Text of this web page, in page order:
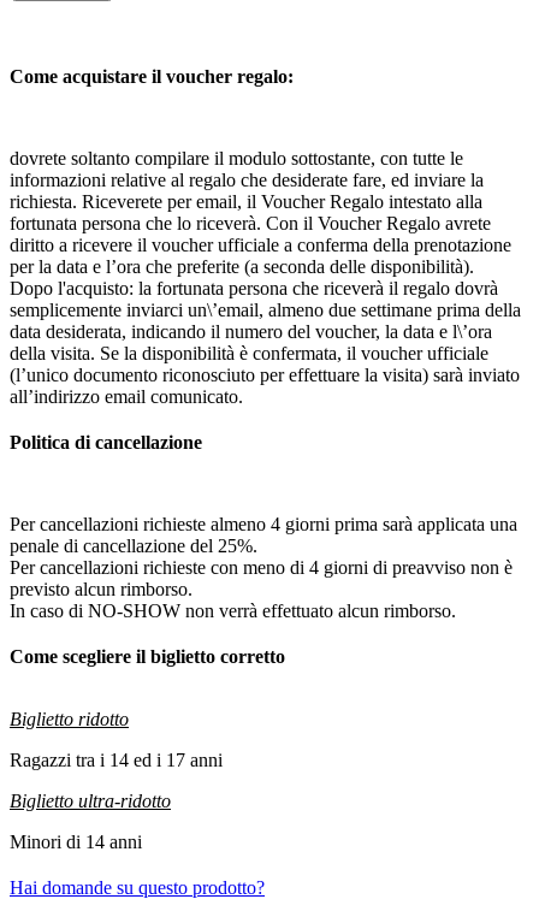
Come acquistare il voucher regalo:
dovrete soltanto compilare il modulo sottostante, con tutte le
informazioni relative al regalo che desiderate fare, ed inviare la
richiesta. Riceverete per email, il Voucher Regalo intestato alla
fortunata persona che lo riceverà. Con il Voucher Regalo avrete
diritto a ricevere il voucher ufficiale a conferma della prenotazione
per la data e l’ora che preferite (a seconda delle disponibilità).
Dopo l'acquisto: la fortunata persona che riceverà il regalo dovrà
semplicemente inviarci un\’email, almeno due settimane prima della
data desiderata, indicando il numero del voucher, la data e l\’ora
della visita. Se la disponibilità è confermata, il voucher ufficiale
(l’unico documento riconosciuto per effettuare la visita) sarà inviato
all’indirizzo email comunicato.
Politica di cancellazione
Per cancellazioni richieste almeno 4 giorni prima sarà applicata una
penale di cancellazione del 25%.
Per cancellazioni richieste con meno di 4 giorni di preavviso non è
previsto alcun rimborso.
In caso di NO-SHOW non verrà effettuato alcun rimborso.
Come scegliere il biglietto corretto
Biglietto ridotto
Ragazzi tra i 14 ed i 17 anni
Biglietto ultra-ridotto
Minori di 14 anni
Hai domande su questo prodotto?